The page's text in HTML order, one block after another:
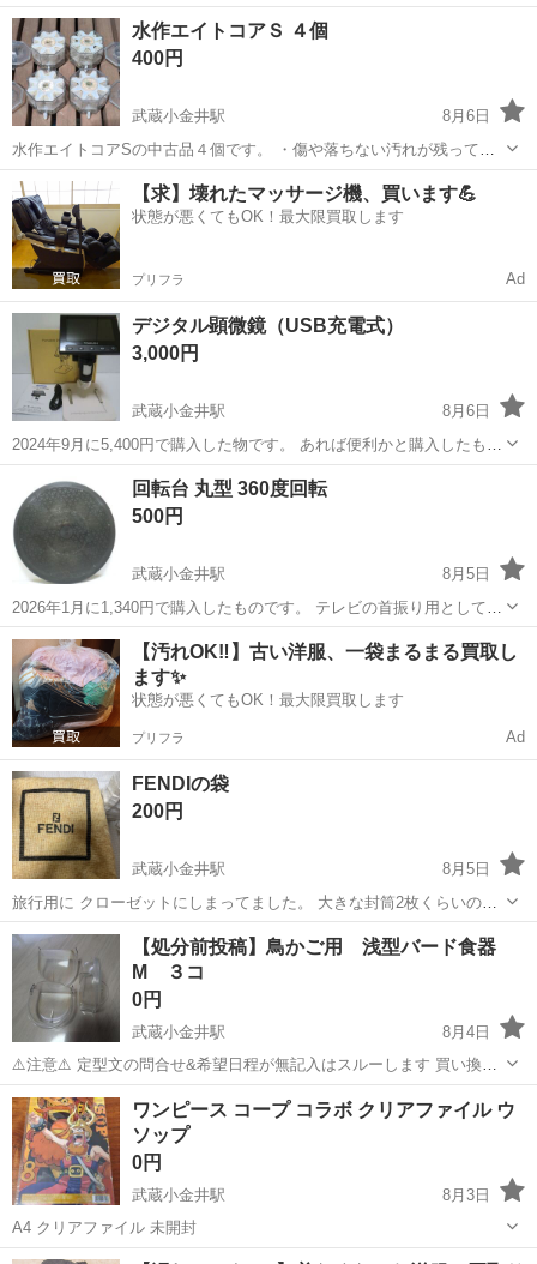
ードありません 写真に写ってるもののみになります 電源:充電式 充電
時間:3時間 使用可能時間:約20分 洗浄幅:28cm/17cm 寸法:W9×H35.5...
東京 小金井市 東小金井駅 その他
水作エイトコアＳ ４個
400円
武蔵小金井駅
8月6日
水作エイトコアSの中古品４個です。 ・傷や落ちない汚れが残ってい
ます。 ・ろ材は何度も洗って使っていたので痛みがあります。 ・中央
のフィルタは何という種類かよくわかりません。 ・メチレンブルーの
色がついてしまい落ちない場所...
東京 小金井市 武蔵小金井駅 その他 メチレンブルー
【求】壊れたマッサージ機、買います💪
状態が悪くてもOK！最大限買取します
プリフラ Ad
デジタル顕微鏡（USB充電式）
3,000円
武蔵小金井駅
8月6日
2024年9月に5,400円で購入した物です。 あれば便利かと購入したもの
の、使うことがないので出品することにしました。 購入時に動作確認
しただけです。 確認後は元の箱に入れて保管してありますので傷や汚
れなどはありませ...
小金井市 武蔵小金井駅 その他
回転台 丸型 360度回転
500円
武蔵小金井駅
8月5日
2026年1月に1,340円で購入したものです。 テレビの首振り用として購
入しましたが、少しサイズが小さかったため不安定なので、首振り可
能なスタンドに買い換えたので不要になり出品することにしました。
３日間使っただけなの...
東京 小金井市 武蔵小金井駅 その他
【汚れOK‼️】古い洋服、一袋まるまる買取し
ます✨
状態が悪くてもOK！最大限買取します
プリフラ Ad
FENDIの袋
200円
武蔵小金井駅
8月5日
旅行用に クローゼットにしまってました。 大きな封筒2枚くらいのサ
イズです。
東京 小金井市 武蔵小金井駅 その他
【処分前投稿】鳥かご用 浅型バード食器
M ３コ
0円
武蔵小金井駅
8月4日
⚠️注意⚠️ 定型文の問合せ&希望日程が無記入はスルーします 買い換え
で不要になったので処分する前の短期の投稿です 使用していた飼育中
の鳥達は、過去に持病や感染症など病歴は一切ございません 鳥の使用
によるキズや鳥かごに...
東京 小金井市 武蔵小金井駅
ワンピース コープ コラボ クリアファイル ウ
ソップ
0円
武蔵小金井駅
8月3日
A4 クリアファイル 未開封
東京 小金井市 武蔵小金井駅 その他 クリアファイル